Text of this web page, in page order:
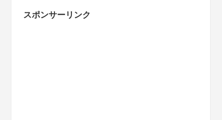
ブ
スポンサーリンク